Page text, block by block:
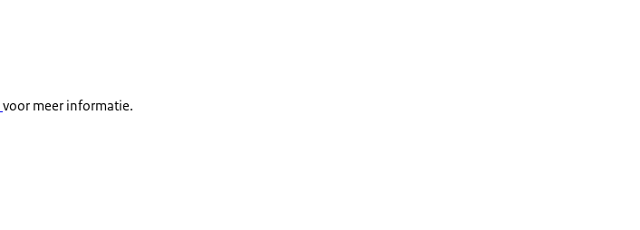
voor meer informatie.